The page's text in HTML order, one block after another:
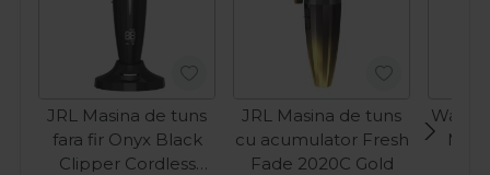
JRL Masina de tuns
fara fir Onyx Black
Clipper Cordless
JRL Masina de tuns
cu acumulator Fresh
Fade 2020C Gold
Wahl